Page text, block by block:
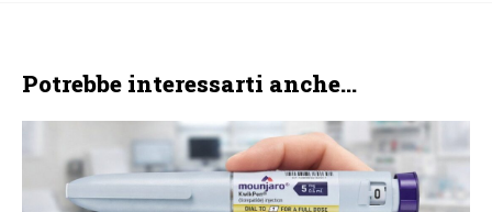
Potrebbe interessarti anche...